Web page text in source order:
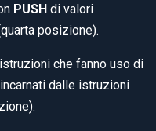
PUSH di valori
posizione).
che fanno uso di
dalle istruzioni